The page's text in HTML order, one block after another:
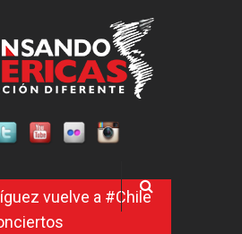
vuelve a #Chile